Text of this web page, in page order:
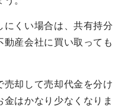
くい場合は、共有持分
産会社に買い取っても
売却して売却代金を分け
はかなり少なくなりま